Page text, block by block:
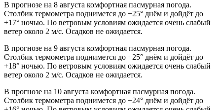
В прогнозе на 8 августа комфортная пасмурная погода.
Столбик термометра поднимется до +25° днём и дойдёт до
+17° ночью. По ветровым условиям ожидается очень слабый
ветер около 2 м/с. Осадков не ожидается.
В прогнозе на 9 августа комфортная пасмурная погода.
Столбик термометра поднимется до +25° днём и дойдёт до
+18° ночью. По ветровым условиям ожидается очень слабый
ветер около 2 м/с. Осадков не ожидается.
В прогнозе на 10 августа комфортная пасмурная погода.
Столбик термометра поднимется до +24° днём и дойдёт до